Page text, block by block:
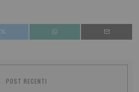
POST RECENTI